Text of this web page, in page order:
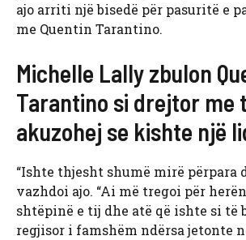
ajo arriti një bisedë për pasuritë e
me Quentin Tarantino.
Michelle Lally zbulon
Tarantino si drejtor me
akuzohej se kishte një
“Ishte thjesht shumë mirë përpara
vazhdoi ajo. “Ai më tregoi për
shtëpinë e tij dhe atë që ishte si të
regjisor i famshëm ndërsa jetonte